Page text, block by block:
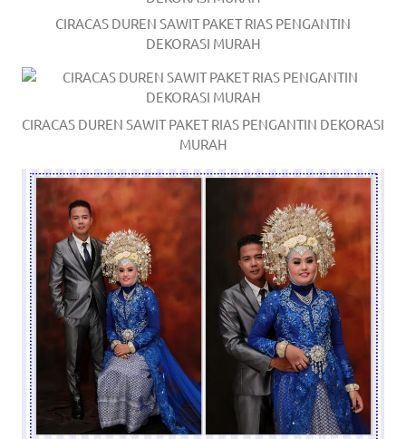
CIRACAS DUREN SAWIT PAKET RIAS PENGANTIN
DEKORASI MURAH
CIRACAS DUREN SAWIT PAKET RIAS PENGANTIN DEKORASI
MURAH